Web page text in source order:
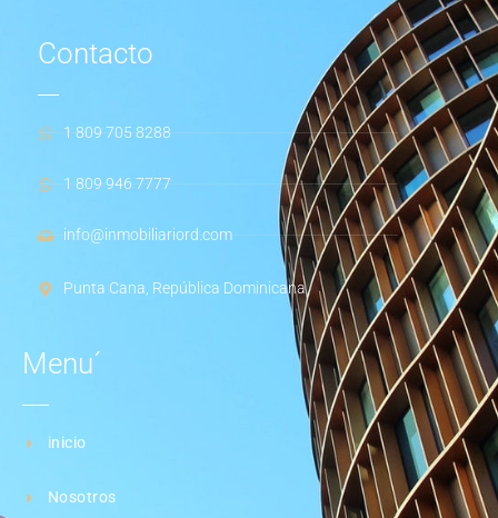
Contacto
1 809 705 8288
1 809 946 7777
info@inmobiliariord.com
Punta Cana, República Dominicana
Menu´
inicio
Nosotros